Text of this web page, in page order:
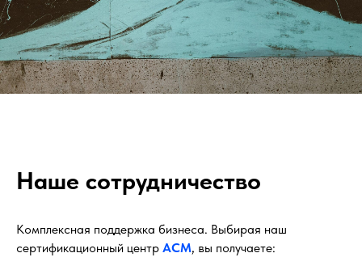
Наше сотрудничество
Комплексная поддержка бизнеса. Выбирая наш
сертификационный центр АСМ, вы получаете: